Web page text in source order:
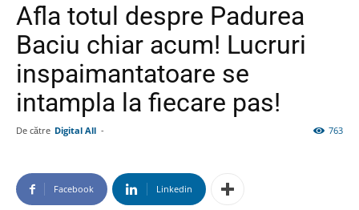
Afla totul despre Padurea
Baciu chiar acum! Lucruri
inspaimantatoare se
intampla la fiecare pas!
De către Digital All - 763
Facebook Linkedin